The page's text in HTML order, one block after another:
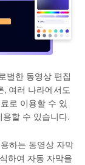
벌한 동영상 편집
, 여러 나라에서도
로 이용할 수 있
할 수 있습니다.
하는 동영상 자막
하여 자동 자막을